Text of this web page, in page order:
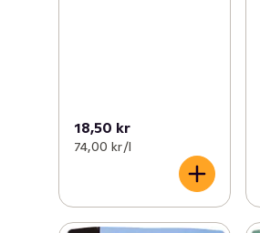
18,50 kr
74,00 kr /l